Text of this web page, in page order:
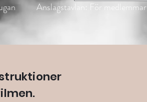
Anslagstavlan: För medlemmar